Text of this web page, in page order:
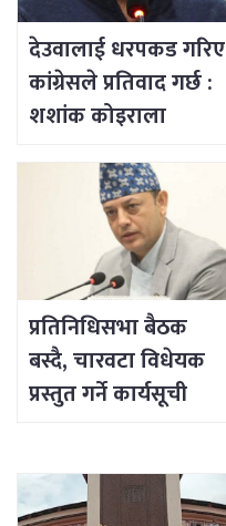
देउवालाई धरपकड गरिए
कांग्रेसले प्रतिवाद गर्छ :
शशांक कोइराला
प्रतिनिधिसभा बैठक
बस्दै, चारवटा विधेयक
प्रस्तुत गर्ने कार्यसूची